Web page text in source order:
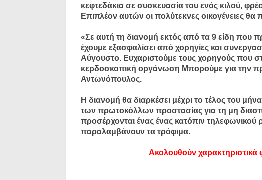
κεφτεδάκια σε συσκευασία του ενός κιλού,
Επιπλέον αυτών οι πολύτεκνες οικογένειες
«Σε αυτή τη διανομή εκτός από τα 9 είδη
έχουμε εξασφαλίσει από χορηγίες και
Αύγουστο. Ευχαριστούμε τους χορηγούς που
κερδοσκοπική οργάνωση Μπορούμε για την
Αντωνόπουλος.
Η διανομή θα διαρκέσει μέχρι το τέλος του
των πρωτοκόλλων προστασίας για τη μη
προσέρχονται ένας ένας κατόπιν τηλεφωνικού
παραλαμβάνουν τα τρόφιμα.
Ακολουθούν χαρακτηριστικά